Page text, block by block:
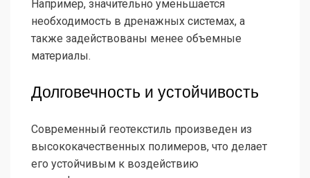
Например, значительно уменьшается
необходимость в дренажных системах, а
также задействованы менее объемные
материалы.
Долговечность и устойчивость
Современный геотекстиль произведен из
высококачественных полимеров, что делает
его устойчивым к воздействию